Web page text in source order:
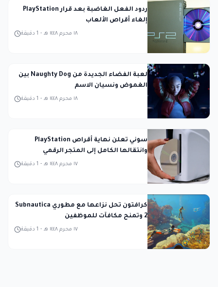
ردود الفعل الغاضبة بعد قرار PlayStation
إلغاء أقراص الألعاب
1 دقيقة - ١٨ محرم ١٤٤٨ هـ
لعبة الفضاء الجديدة من Naughty Dog بين
الغموض ونسيان الاسم
1 دقيقة - ١٨ محرم ١٤٤٨ هـ
سوني تعلن نهاية أقراص PlayStation
وانتقالها الكامل إلى المتجر الرقمي
1 دقيقة - ١٧ محرم ١٤٤٨ هـ
كرافتون تحل نزاعها مع مطوري Subnautica
2 وتمنح مكافآت للموظفين
1 دقيقة - ١٧ محرم ١٤٤٨ هـ